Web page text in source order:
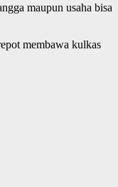
maupun usaha bisa
membawa kulkas